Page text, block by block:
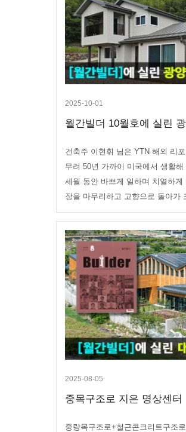
2025-10-01
월간빌더 10월호에 실린
건축주 이현휘 님은 YTN 해외 리
무려 50년 가까이 미국에서 생활
세월 동안 바쁘게 일하며 치열하
장을 마무리하고 고향으로 돌아가
2025-08-05
중목구조로 지은 명상센
중량목구조로+철근콘크리트구조